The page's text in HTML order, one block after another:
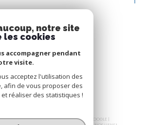
RÉSERVÉS | TRADUCTION POWERED BY GOOGLE |
notre site
les cookies
accompagner pendant
visite.
acceptez l'utilisation des
afin de vous proposer des
réaliser des statistiques !